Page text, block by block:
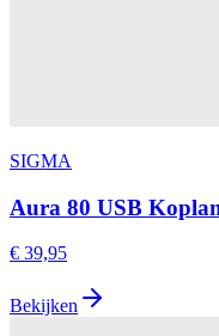
SIGMA
Aura 80 USB
€ 39,95
Bekijken